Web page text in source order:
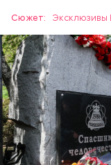
Сюжет: Эксклюзивы
Специалист
авиацентра
Киеве в
гражданской
произошла
станции, ему
АВАРИИ
А еще, удержав
смерти трех
корыстолюбивым